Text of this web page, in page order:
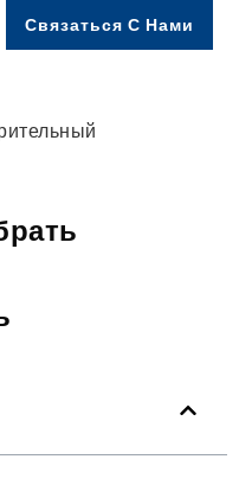
Связаться С Нами